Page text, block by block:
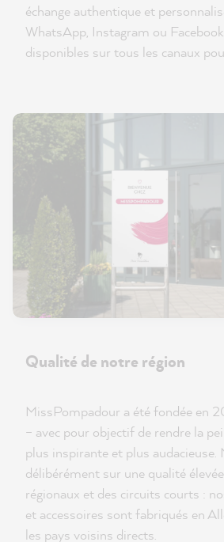
échange authentique et
WhatsApp, Instagram ou
disponibles sur tous les canaux
Qualité de notre région
MissPompadour a été fondée en
– avec pour objectif de rendre la
plus inspirante et plus
délibérément sur une qualité
régionaux et des circuits courts :
et accessoires sont fabriqués en
les pays voisins directs.